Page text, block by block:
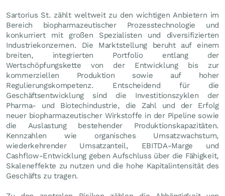
Sartorius St. zählt weltweit zu den wichtigen Anbietern im
Bereich biopharmazeutischer Prozesstechnologie und
konkurriert mit großen Spezialisten und diversifizierten
Industriekonzernen. Die Marktstellung beruht auf einem
breiten, integrierten Portfolio entlang der
Wertschöpfungskette von der Entwicklung bis zur
kommerziellen Produktion sowie auf hoher
Regulierungskompetenz. Entscheidend für die
Geschäftsentwicklung sind die Investitionszyklen der
Pharma- und Biotechindustrie, die Zahl und der Erfolg
neuer biopharmazeutischer Wirkstoffe in der Pipeline sowie
die Auslastung bestehender Produktionskapazitäten.
Kennzahlen wie organisches Umsatzwachstum,
wiederkehrender Umsatzanteil, EBITDA-Marge und
Cashflow-Entwicklung geben Aufschluss über die Fähigkeit,
Skaleneffekte zu nutzen und die hohe Kapitalintensität des
Geschäfts zu tragen.